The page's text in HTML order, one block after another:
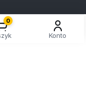
0
Konto